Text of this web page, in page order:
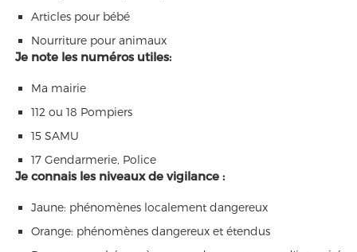
Articles pour bébé
Nourriture pour animaux
Je note les numéros utiles:
Ma mairie
112 ou 18 Pompiers
15 SAMU
17 Gendarmerie, Police
Je connais les niveaux de vigilance :
Jaune: phénomènes localement dangereux
Orange: phénomènes dangereux et étendus